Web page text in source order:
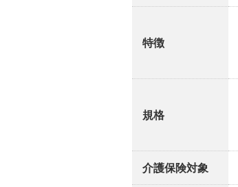
特徴
規格
介護保険対象